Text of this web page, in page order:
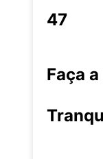
47
Faça